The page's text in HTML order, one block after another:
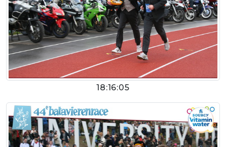
18:16:05